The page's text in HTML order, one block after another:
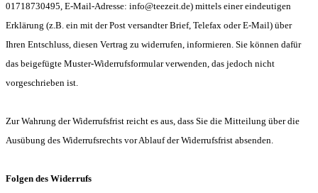
01718730495, E-Mail-Adresse: info@teezeit.de) mittels einer eindeutigen
Erklärung (z.B. ein mit der Post versandter Brief, Telefax oder E-Mail) über
Ihren Entschluss, diesen Vertrag zu widerrufen, informieren. Sie können dafür
das beigefügte Muster-Widerrufsformular verwenden, das jedoch nicht
vorgeschrieben ist.
Zur Wahrung der Widerrufsfrist reicht es aus, dass Sie die Mitteilung über die
Ausübung des Widerrufsrechts vor Ablauf der Widerrufsfrist absenden.
Folgen des Widerrufs